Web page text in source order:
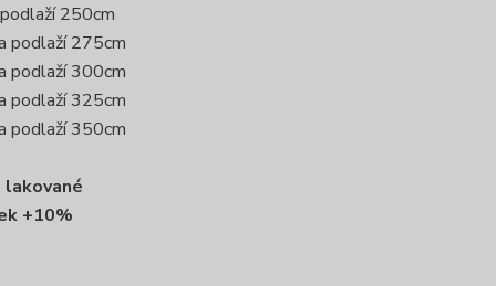
250cm
podlaží 275cm
podlaží 300cm
podlaží 325cm
podlaží 350cm
lakované
+10%